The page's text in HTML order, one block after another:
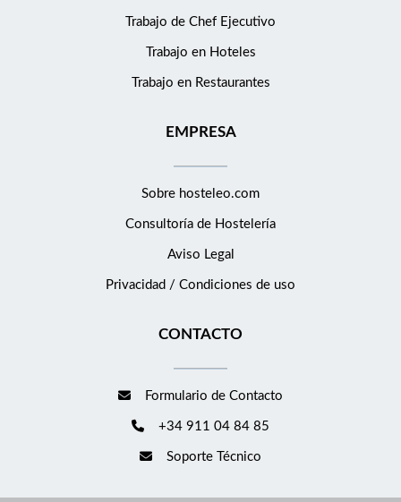
Trabajo de Chef Ejecutivo
Trabajo en Hoteles
Trabajo en Restaurantes
EMPRESA
Sobre hosteleo.com
Consultoría de Hostelería
Aviso Legal
Privacidad / Condiciones de uso
CONTACTO
Formulario de Contacto
+34 911 04 84 85
Soporte Técnico